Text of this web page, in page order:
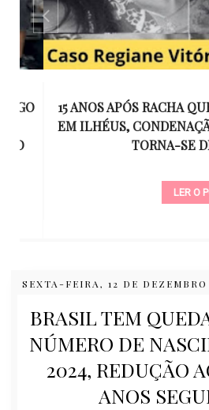
15 ANOS APÓS RACHA QUE
EM ILHÉUS, CONDENAÇÃO
TORNA-SE
LER O POST
SEXTA-FEIRA, 12 DE
BRASIL TEM
NÚMERO DE
2024, REDUÇÃO
ANOS